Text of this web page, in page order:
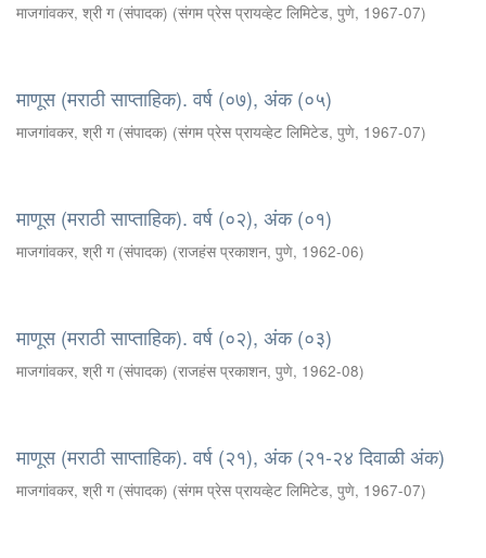
माजगांवकर, श्री ग (संपादक) (संगम प्रेस प्रायव्हेट लिमिटेड, पुणे, 1967-07)
माणूस (मराठी साप्ताहिक). वर्ष (०७), अंक (०५)
माजगांवकर, श्री ग (संपादक) (संगम प्रेस प्रायव्हेट लिमिटेड, पुणे, 1967-07)
माणूस (मराठी साप्ताहिक). वर्ष (०२), अंक (०१)
माजगांवकर, श्री ग (संपादक) (राजहंस प्रकाशन, पुणे, 1962-06)
माणूस (मराठी साप्ताहिक). वर्ष (०२), अंक (०३)
माजगांवकर, श्री ग (संपादक) (राजहंस प्रकाशन, पुणे, 1962-08)
माणूस (मराठी साप्ताहिक). वर्ष (२१), अंक (२१-२४ दिवाळी अंक)
माजगांवकर, श्री ग (संपादक) (संगम प्रेस प्रायव्हेट लिमिटेड, पुणे, 1967-07)